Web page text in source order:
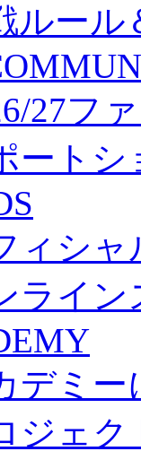
ルール
27フ
ートシ
ィシャ
ライン
デミー
ジェク